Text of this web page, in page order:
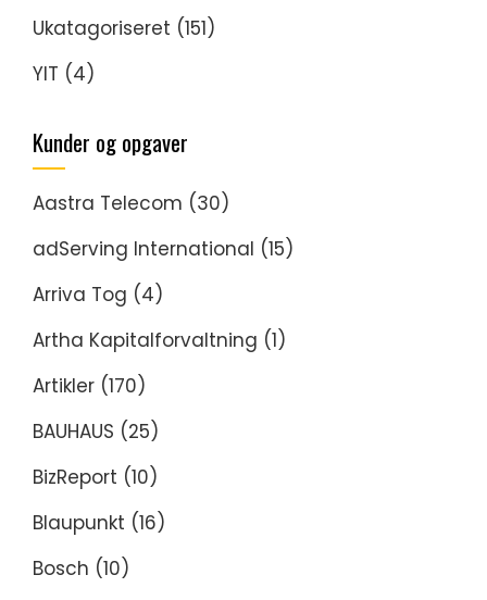
Ukatagoriseret (151)
YIT (4)
Kunder og opgaver
Aastra Telecom (30)
adServing International (15)
Arriva Tog (4)
Artha Kapitalforvaltning (1)
Artikler (170)
BAUHAUS (25)
BizReport (10)
Blaupunkt (16)
Bosch (10)